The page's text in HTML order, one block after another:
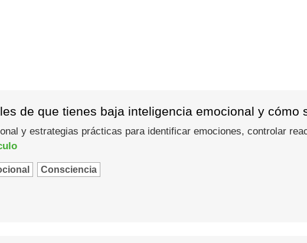
de que tienes baja inteligencia emocional y cómo
y estrategias prácticas para identificar emociones, controlar
Consciencia